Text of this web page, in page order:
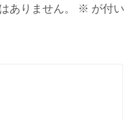
ありません。 ※ が付い